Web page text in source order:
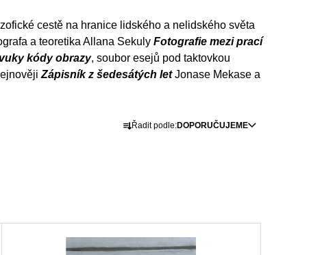
cestě na hranice lidského a nelidského světa
a teoretika Allana Sekuly Fotografie mezi prací
kódy obrazy, soubor esejů pod taktovkou
Zápisník z šedesátých letJonase Mekase a
Ř
p
r
Řadit podle:DOPORUČUJEME